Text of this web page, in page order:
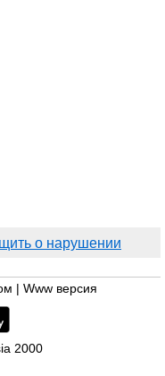
о нарушении
Www версия
2000